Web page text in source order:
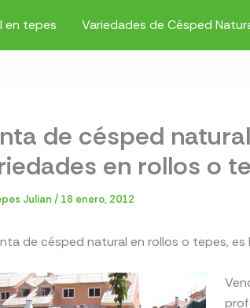
en tepes Variedades de Césped
de césped
en rollos o
Julian / 18 enero, 2012
de césped natural en rollos o tepes,